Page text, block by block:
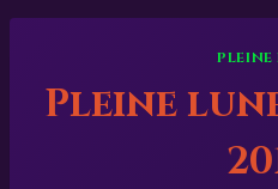
PLEINE
Pleine